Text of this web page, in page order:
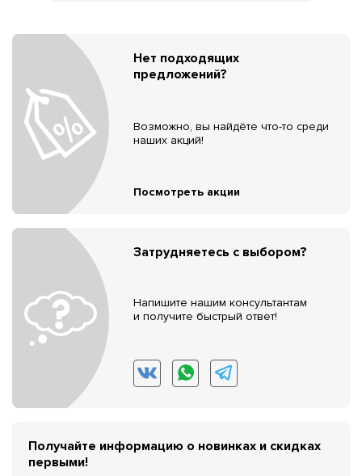
Нет подходящих
предложений?
Возможно, вы найдёте что-то среди
наших акций!
Посмотреть акции
Затрудняетесь с выбором?
Напишите нашим консультантам
и получите быстрый ответ!
Получайте информацию о новинках и скидках
первыми!